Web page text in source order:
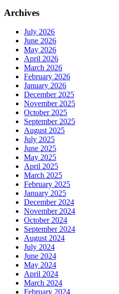
Archives
July 2026
June 2026
May 2026
April 2026
March 2026
February 2026
January 2026
December 2025
November 2025
October 2025
September 2025
August 2025
July 2025
June 2025
May 2025
April 2025
March 2025
February 2025
January 2025
December 2024
November 2024
October 2024
September 2024
August 2024
July 2024
June 2024
May 2024
April 2024
March 2024
February 2024